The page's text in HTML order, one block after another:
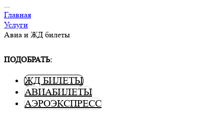
Главная
Услуги
Авиа и ЖД билеты
ПОДОБРАТЬ:
ЖД БИЛЕТЫ
АВИАБИЛЕТЫ
АЭРОЭКСПРЕСС